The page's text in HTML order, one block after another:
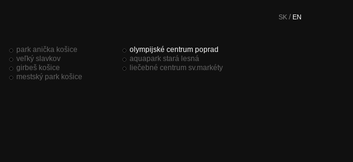
SK / EN
park anička košice
olympijské centrum poprad
veľký slavkov
aquapark stará lesná
girbeš košice
liečebné centrum sv.markéty
mestský park košice